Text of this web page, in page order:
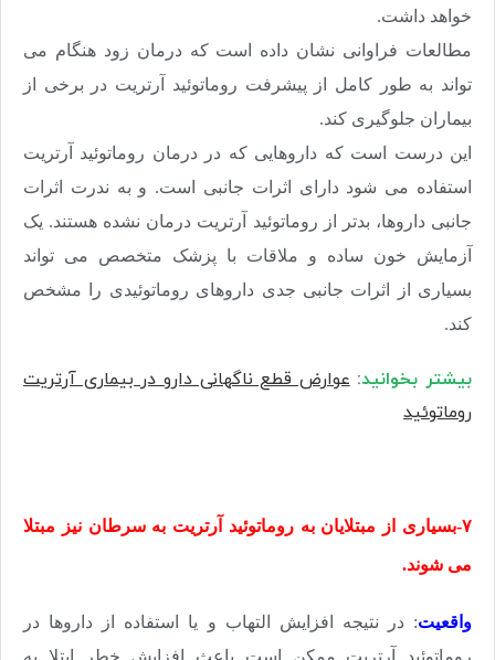
خواهد داشت.
مطالعات فراوانی نشان داده است که درمان زود هنگام می
تواند به طور کامل از پیشرفت روماتوئید آرتریت در برخی از
بیماران جلوگیری کند.
این درست است که داروهایی که در درمان روماتوئید آرتریت
استفاده می شود دارای اثرات جانبی است. و به ندرت اثرات
جانبی داروها، بدتر از روماتوئید آرتریت درمان نشده هستند. یک
آزمایش خون ساده و ملاقات با پزشک متخصص می تواند
بسیاری از اثرات جانبی جدی داروهای روماتوئیدی را مشخص
کند.
بیشتر بخوانید:عوارض قطع ناگهانی دارو در بیماری آرتریت
روماتوئید
۷-بسیاری از مبتلایان به روماتوئید آرتریت به سرطان نیز مبتلا
می شوند.
واقعیت: در نتیجه افزایش التهاب و یا استفاده از داروها در
روماتوئید آرتریت ممکن است باعث افزایش خطر ابتلا به